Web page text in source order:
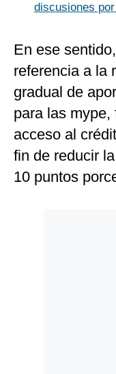
discusiones
En ese
referencia a la
gradual de
para las
acceso al
fin de reducir
10 puntos